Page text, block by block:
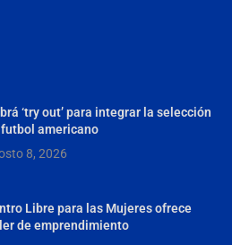
‘try out’ para integrar la selección
americano
8, 2026
Libre para las Mujeres ofrece
de emprendimiento